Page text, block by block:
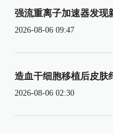
强流重离子加速器发现
2026-08-06 09:47
造血干细胞移植后皮肤
2026-08-06 02:30